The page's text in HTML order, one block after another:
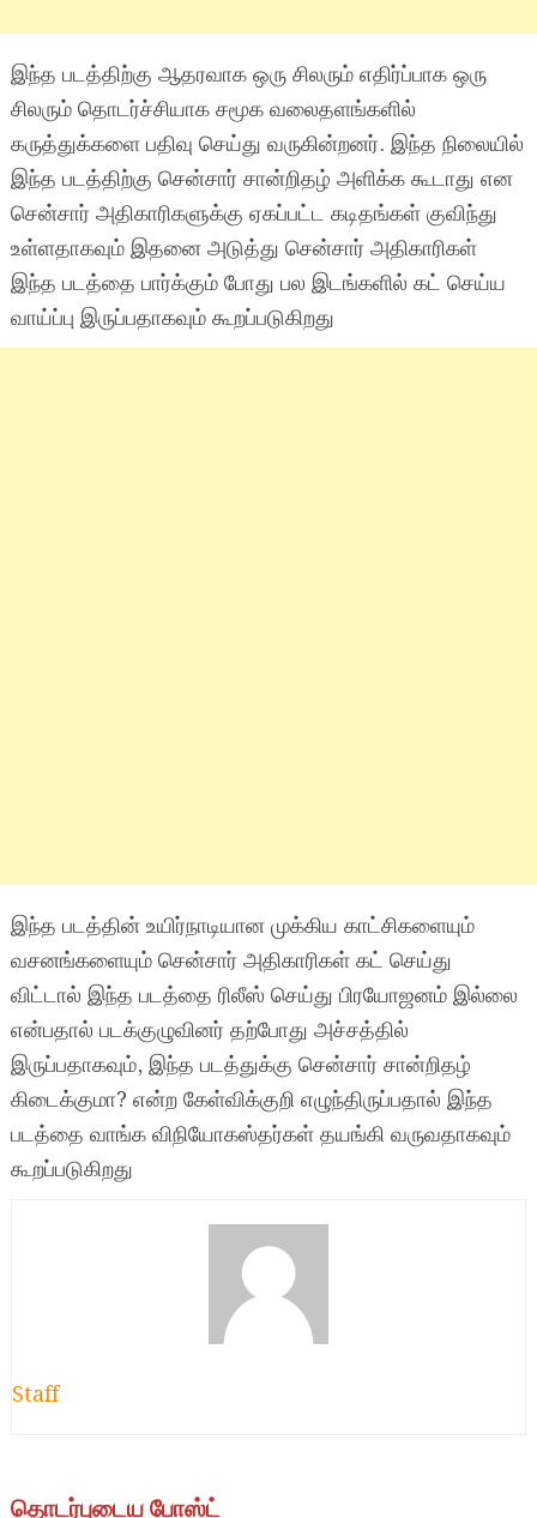
இந்த படத்திற்கு ஆதரவாக ஒரு சிலரும் எதிர்ப்பாக ஒரு
சிலரும் தொடர்ச்சியாக சமூக வலைதளங்களில்
கருத்துக்களை பதிவு செய்து வருகின்றனர். இந்த நிலையில்
இந்த படத்திற்கு சென்சார் சான்றிதழ் அளிக்க கூடாது என
சென்சார் அதிகாரிகளுக்கு ஏகப்பட்ட கடிதங்கள் குவிந்து
உள்ளதாகவும் இதனை அடுத்து சென்சார் அதிகாரிகள்
இந்த படத்தை பார்க்கும் போது பல இடங்களில் கட் செய்ய
வாய்ப்பு இருப்பதாகவும் கூறப்படுகிறது
இந்த படத்தின் உயிர்நாடியான முக்கிய காட்சிகளையும்
வசனங்களையும் சென்சார் அதிகாரிகள் கட் செய்து
விட்டால் இந்த படத்தை ரிலீஸ் செய்து பிரயோஜனம் இல்லை
என்பதால் படக்குழுவினர் தற்போது அச்சத்தில்
இருப்பதாகவும், இந்த படத்துக்கு சென்சார் சான்றிதழ்
கிடைக்குமா? என்ற கேள்விக்குறி எழுந்திருப்பதால் இந்த
படத்தை வாங்க விநியோகஸ்தர்கள் தயங்கி வருவதாகவும்
கூறப்படுகிறது
Staff
தொடர்புடைய போஸ்ட்